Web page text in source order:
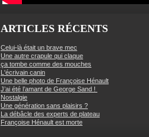
ARTICLES RÉCENTS
Celui-là était un brave mec
Une autre crapule qui claque
ça tombe comme des mouches
L'écrivain canin
Une belle photo de Françoise Hénault
J’ai été l’amant de George Sand !
Nostalgie
Une génération sans plaisirs ?
La débâcle des experts de plateau
Françoise Hénault est morte